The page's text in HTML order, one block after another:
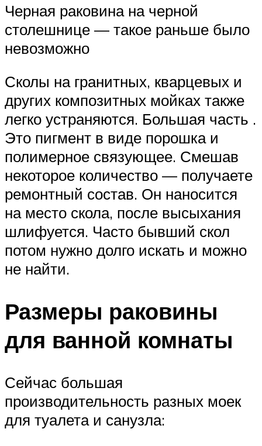
Черная раковина на черной
столешнице — такое раньше было
невозможно
Сколы на гранитных, кварцевых и
других композитных мойках также
легко устраняются. Большая часть .
Это пигмент в виде порошка и
полимерное связующее. Смешав
некоторое количество — получаете
ремонтный состав. Он наносится
на место скола, после высыхания
шлифуется. Часто бывший скол
потом нужно долго искать и можно
не найти.
Размеры раковины
для ванной комнаты
Сейчас большая
производительность разных моек
для туалета и санузла: